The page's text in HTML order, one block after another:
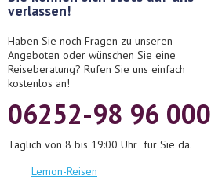
verlassen!
Haben Sie noch Fragen zu unseren
Angeboten oder wünschen Sie eine
Reiseberatung? Rufen Sie uns einfach
kostenlos an!
06252-98 96 000
Täglich von 8 bis 19:00 Uhr für Sie da.
Lemon-Reisen